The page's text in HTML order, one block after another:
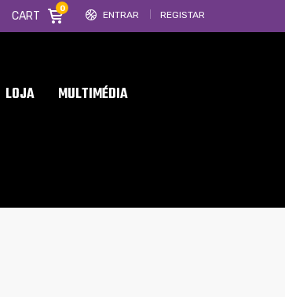
ENTRAR REGISTAR
CART
0
LOJA MULTIMÉDIA